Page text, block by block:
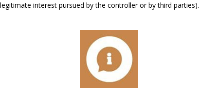
legitimate interest pursued by the controller or by third parties).